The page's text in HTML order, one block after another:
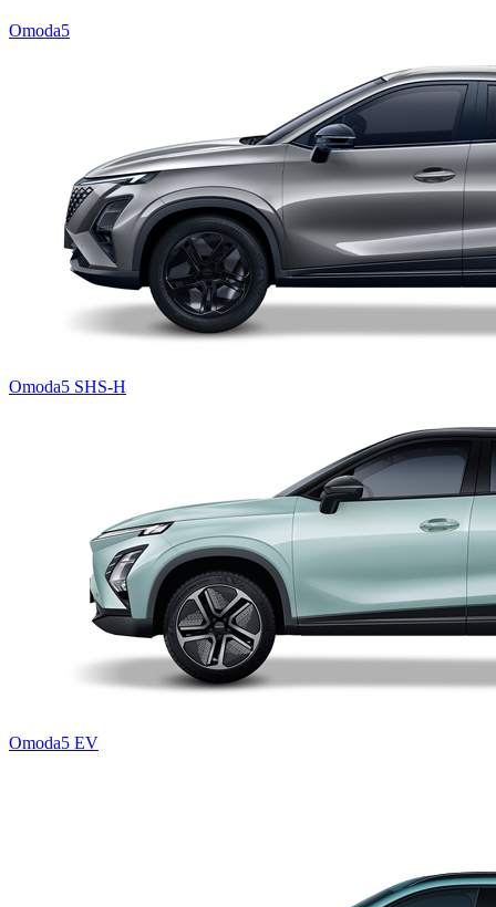
Omoda5
Omoda5 SHS-H
Omoda5 EV